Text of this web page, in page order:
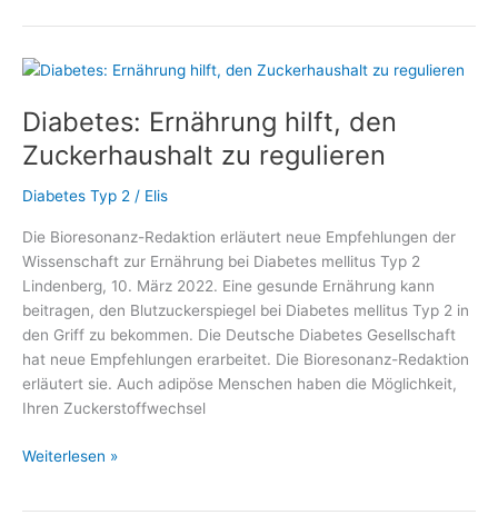
zählt:
unter
7
PLUS“
gibt
auf
viele
Fragen
im
#DiabetesDialog
Diabetes: Ernährung hilft, den
Zuckerhaushalt zu regulieren
Diabetes Typ 2 / Elis
Die Bioresonanz-Redaktion erläutert neue Empfehlungen der
Wissenschaft zur Ernährung bei Diabetes mellitus Typ 2
Lindenberg, 10. März 2022. Eine gesunde Ernährung kann
beitragen, den Blutzuckerspiegel bei Diabetes mellitus Typ 2 in
den Griff zu bekommen. Die Deutsche Diabetes Gesellschaft
hat neue Empfehlungen erarbeitet. Die Bioresonanz-Redaktion
erläutert sie. Auch adipöse Menschen haben die Möglichkeit,
Ihren Zuckerstoffwechsel
Diabetes:
Weiterlesen »